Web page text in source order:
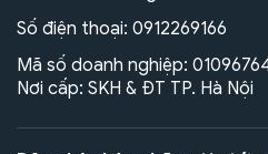
Số điện thoại: 0912269166
Mã số doanh nghiệp:
Nơi cấp: SKH & ĐT TP. Hà Nội